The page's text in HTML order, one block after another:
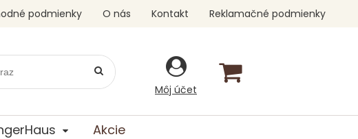
Môj účet
podmienky O nás Kontakt Reklamačné podmienky
Akcie